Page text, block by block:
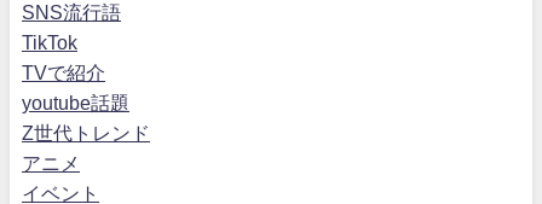
SNS流行語
TikTok
TVで紹介
youtube話題
Z世代トレンド
アニメ
イベント